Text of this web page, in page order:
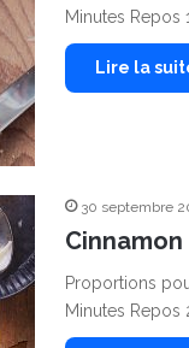
Minutes Repos
Lire la
30 septembre
Proportions
Minutes Repos